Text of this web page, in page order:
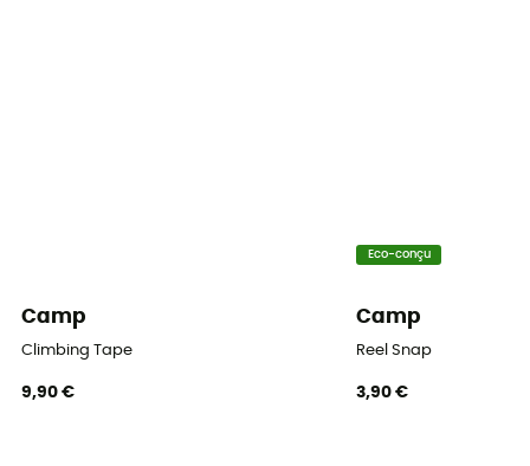
Camp
Climbing Tape
9,90 €
Eco-conçu
Camp
Reel Snap
3,90 €